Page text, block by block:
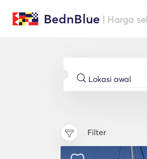
BednBlue | Harga
Filter